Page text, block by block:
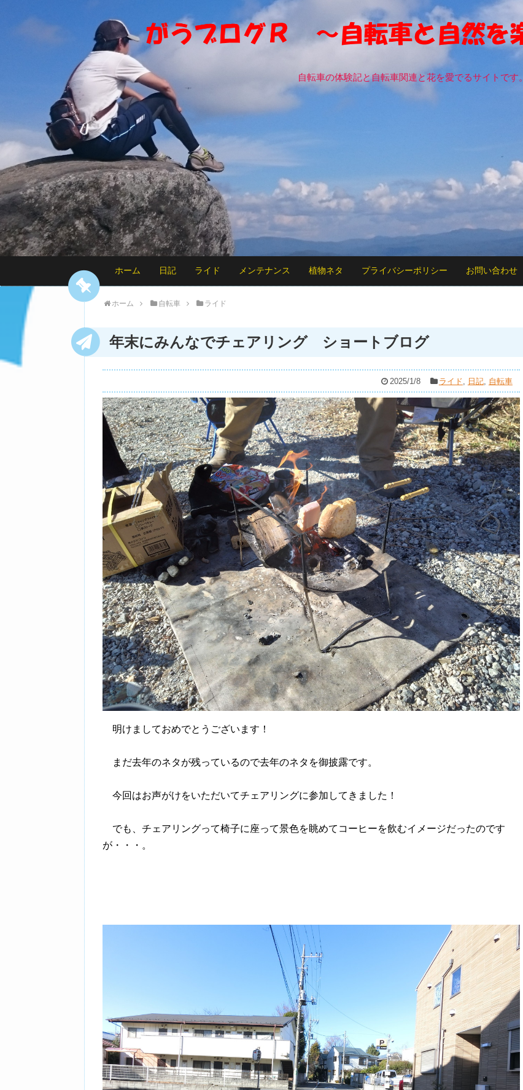
自転車の体験記と自転車関連と花を愛でるサイトです。
ホーム 日記 ライド メンテナンス 植物ネタ プライバシーポリシー お問い合わせ
ホーム 自転車 ライド
年末にみんなでチェアリング ショートブログ
2025/1/8 ライド, 日記, 自転車
明けましておめでとうございます！
まだ去年のネタが残っているので去年のネタを御披露です。
今回はお声がけをいただいてチェアリングに参加してきました！
でも、チェアリングって椅子に座って景色を眺めてコーヒーを飲むイメージだったのです
が・・・。